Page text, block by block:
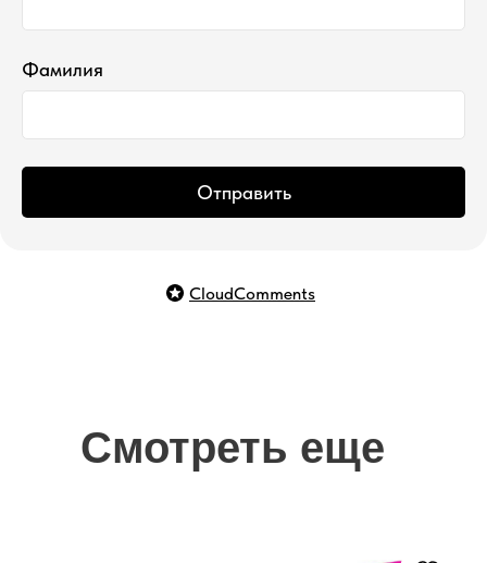
Фамилия
Отправить
CloudComments
Смотреть еще